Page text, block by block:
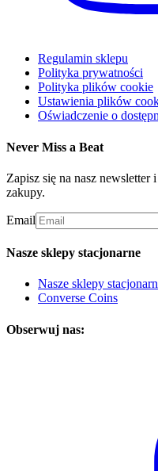
Regulamin sklepu
Polityka prywatności
Polityka plików cookie
Ustawienia plików
Oświadczenie o
Never Miss a Beat
Zapisz się na nasz
zakupy.
Email
Nasze sklepy stacjonarne
Nasze sklepy
Converse Coins
Obserwuj nas: